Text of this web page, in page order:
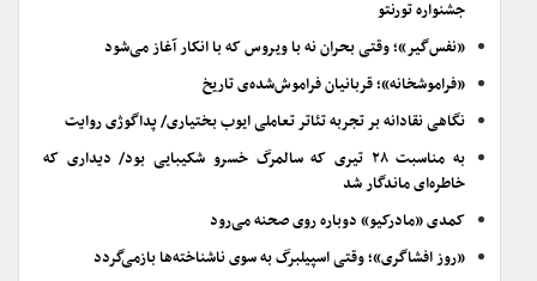
جشنواره تورنتو
«نفس‌گیر»؛ وقتی بحران نه با ویروس که با انکار آغاز می‌شود
«فراموشخانه»؛ قربانیان فراموش‌شده‌ی تاریخ
نگاهی نقادانه بر تجربه تئاتر تعاملی ایوب بختیاری/ پداگوژی روایت
به مناسبت ۲۸ تیری که سالمرگ خسرو شکیبایی بود/ دیداری که
خاطره‌ای ماندگار شد
کمدی «مادرکیو» دوباره روی صحنه می‌رود
«روز افشاگری»؛ وقتی اسپیلبرگ به سوی ناشناخته‌ها بازمی‌گردد